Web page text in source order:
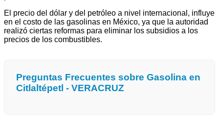
El precio del dólar y del petróleo a nivel internacional, influye
en el costo de las gasolinas en México, ya que la autoridad
realizó ciertas reformas para eliminar los subsidios a los
precios de los combustibles.
Preguntas Frecuentes sobre Gasolina en
Citlaltépetl - VERACRUZ